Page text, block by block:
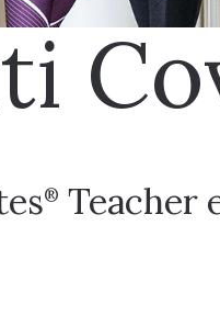
® Teacher